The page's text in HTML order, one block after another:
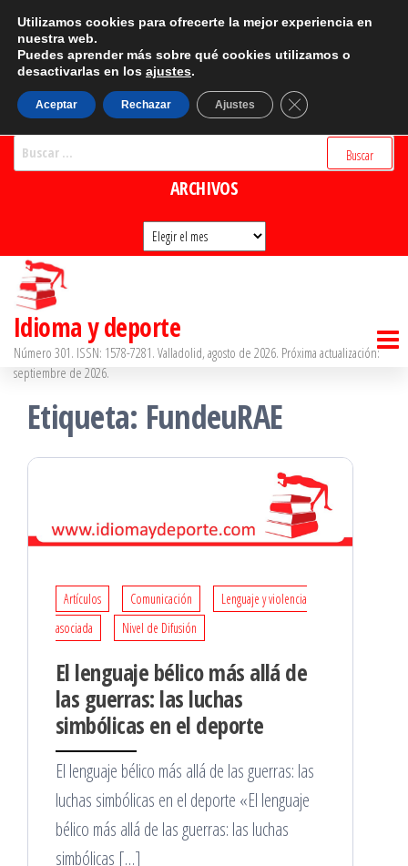
Saltar
contenido
CATEGORÍAS
Categorías
BUSCADOR
ARCHIVOS
Archivos
Idioma y deporte
Número 301. ISSN: 1578-7281. Valladolid, agosto de 2026. Próxima actualización:
septiembre de 2026.
Etiqueta: FundeuRAE
Artículos Comunicación
Lenguaje y violencia
asociada
Nivel de Difusión
El lenguaje bélico más allá de
las guerras: las luchas
simbólicas en el deporte
El lenguaje bélico más allá de las guerras: las
luchas simbólicas en el deporte «El lenguaje
bélico más allá de las guerras: las luchas
simbólicas […]
Utilizamos cookies para ofrecerte la mejor experiencia en
nuestra web.
Puedes aprender más sobre qué cookies utilizamos o
desactivarlas en los ajustes.
Aceptar Rechazar Ajustes Cerrar el banner